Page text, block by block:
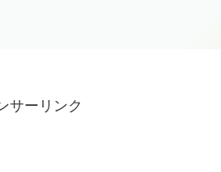
サーリンク